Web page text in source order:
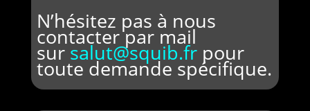
N’hésitez pas à nous
contacter par mail
sursalut@squib.frpour
toute demande spécifique.